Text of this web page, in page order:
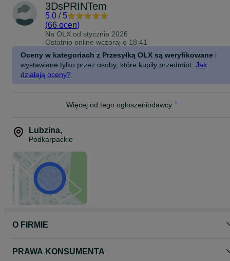
-Zastępują standardowe elementy kartonowe
-Trwałe i odporne na uszkodzenia
-Poprawiają czytelność i wygląd planszy
-Ułatwiają setup i przechowywanie komponentów
Materiały i wykonanie:
-Druk 3D z wysokiej jakości PLA
-Elementy w pełnej gamie kolorów graczy
Projekt autorstwa: JuiceNeutron
3DsPRINTem
5.0 / 5
(66 ocen)
Na OLX od stycznia 2026
Ostatnio online wczoraj o 18:41
Oceny w kategoriach z Przesyłką OLX są weryfikowane i
wystawiane tylko przez osoby, które kupiły przedmiot. Jak
działają oceny?
Więcej od tego ogłoszeniodawcy
Lubzina,
Podkarpackie
O FIRMIE
PRAWA KONSUMENTA